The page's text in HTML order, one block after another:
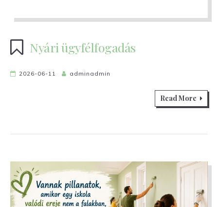
Nyári ügyfélfogadás
2026-06-11 adminadmin
Read More